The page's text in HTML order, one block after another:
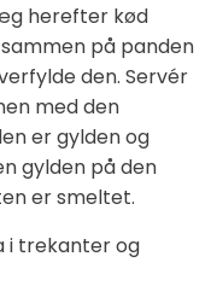
herefter kød
på panden
den. Servér
med den
er gylden og
gylden på den
er smeltet.
i trekanter og